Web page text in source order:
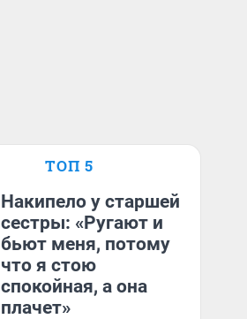
ТОП 5
Накипело у старшей
сестры: «Ругают и
бьют меня, потому
что я стою
спокойная, а она
плачет»